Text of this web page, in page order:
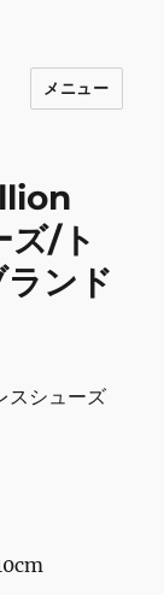
りを～ フ
メニュー
ズ/ト
ンド
シューズ